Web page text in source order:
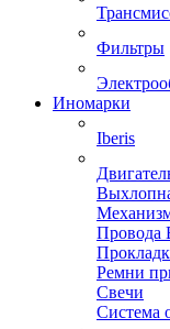
Фильтры
Иномарки
Iberis
Провода
Ремни
Свечи
Система